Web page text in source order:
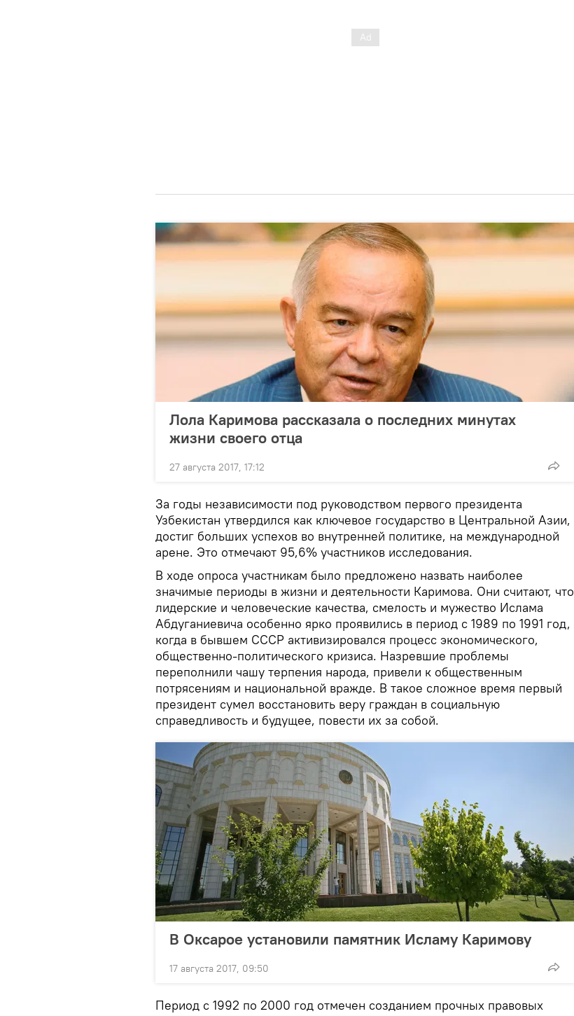
Лола Каримова рассказала о последних минутах
жизни своего отца
27 августа 2017, 17:12
За годы независимости под руководством первого президента
Узбекистан утвердился как ключевое государство в Центральной Азии,
достиг больших успехов во внутренней политике, на международной
арене. Это отмечают 95,6% участников исследования.
В ходе опроса участникам было предложено назвать наиболее
значимые периоды в жизни и деятельности Каримова. Они считают, что
лидерские и человеческие качества, смелость и мужество Ислама
Абдуганиевича особенно ярко проявились в период с 1989 по 1991 год,
когда в бывшем СССР активизировался процесс экономического,
общественно-политического кризиса. Назревшие проблемы
переполнили чашу терпения народа, привели к общественным
потрясениям и национальной вражде. В такое сложное время первый
президент сумел восстановить веру граждан в социальную
справедливость и будущее, повести их за собой.
В Оксарое установили памятник Исламу Каримову
17 августа 2017, 09:50
Период с 1992 по 2000 год отмечен созданием прочных правовых